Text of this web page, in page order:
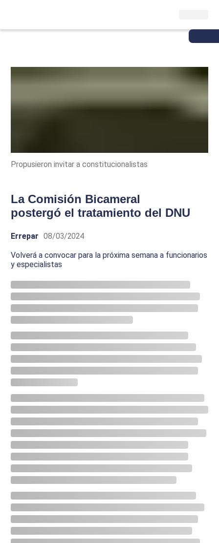
Propusieron invitar a constitucionalistas
La Comisión Bicameral
postergó el tratamiento del DNU
Errepar 08/03/2024
Volverá a convocar para la próxima semana a funcionarios
y especialistas